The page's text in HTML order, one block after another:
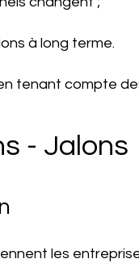
à long terme.
tenant compte
- Jalons
les